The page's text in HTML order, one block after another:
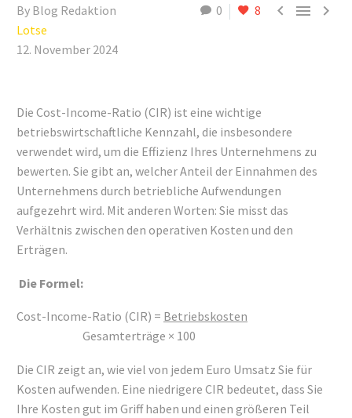
0 8   
By Blog Redaktion
Lotse
12. November 2024
Die Cost-Income-Ratio (CIR) ist eine wichtige
betriebswirtschaftliche Kennzahl, die insbesondere
verwendet wird, um die Effizienz Ihres Unternehmens zu
bewerten. Sie gibt an, welcher Anteil der Einnahmen des
Unternehmens durch betriebliche Aufwendungen
aufgezehrt wird. Mit anderen Worten: Sie misst das
Verhältnis zwischen den operativen Kosten und den
Erträgen.
Die Formel:
Cost-Income-Ratio (CIR) = Betriebskosten
Gesamterträge × 100
Die CIR zeigt an, wie viel von jedem Euro Umsatz Sie für
Kosten aufwenden. Eine niedrigere CIR bedeutet, dass Sie
Ihre Kosten gut im Griff haben und einen größeren Teil